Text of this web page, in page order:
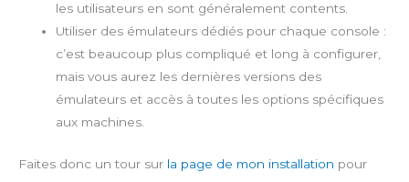
les utilisateurs en sont généralement contents.
Utiliser des émulateurs dédiés pour chaque console :
c’est beaucoup plus compliqué et long à configurer,
mais vous aurez les dernières versions des
émulateurs et accès à toutes les options spécifiques
aux machines.
Faites donc un tour sur la page de mon installation pour